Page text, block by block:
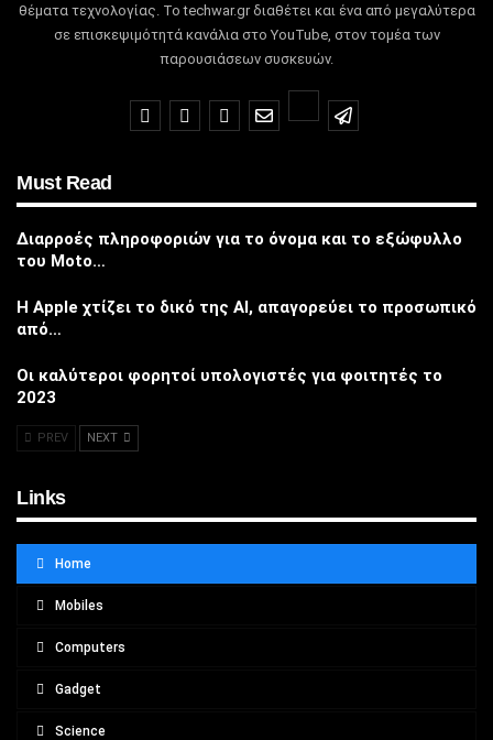
θέματα τεχνολογίας. Το techwar.gr διαθέτει και ένα από μεγαλύτερα
σε επισκεψιμότητά κανάλια στο YouTube, στον τομέα των
παρουσιάσεων συσκευών.
Must Read
Διαρροές πληροφοριών για το όνομα και το εξώφυλλο
του Moto…
Η Apple χτίζει το δικό της AI, απαγορεύει το προσωπικό
από…
Οι καλύτεροι φορητοί υπολογιστές για φοιτητές το
2023
PREV NEXT
Links
Home
Mobiles
Computers
Gadget
Science